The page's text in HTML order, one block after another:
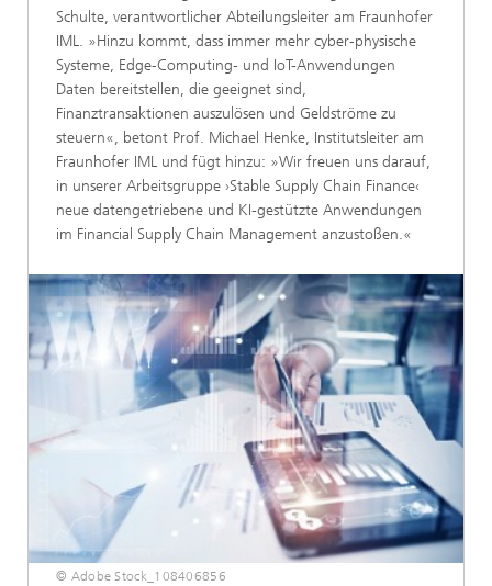
Schulte, verantwortlicher Abteilungsleiter am Fraunhofer
IML. »Hinzu kommt, dass immer mehr cyber-physische
Systeme, Edge-Computing- und IoT-Anwendungen
Daten bereitstellen, die geeignet sind,
Finanztransaktionen auszulösen und Geldströme zu
steuern«, betont Prof. Michael Henke, Institutsleiter am
Fraunhofer IML und fügt hinzu: »Wir freuen uns darauf,
in unserer Arbeitsgruppe ›Stable Supply Chain Finance‹
neue datengetriebene und KI-gestützte Anwendungen
im Financial Supply Chain Management anzustoßen.«
© Adobe Stock_108406856